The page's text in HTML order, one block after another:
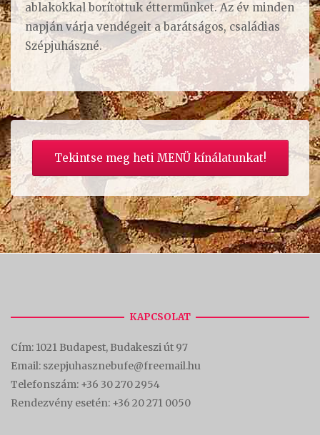
ablakokkal borítottuk éttermünket. Az év minden
napján várja vendégeit a barátságos, családias
Szépjuhászné.
Tekintse meg heti MENÜ kínálatunkat!
KAPCSOLAT
Cím: 1021 Budapest, Budakeszi út 97
Email: szepjuhasznebufe@freemail.hu
Telefonszám: +36 30 270 2954
Rendezvény esetén: +36 20 271 0050